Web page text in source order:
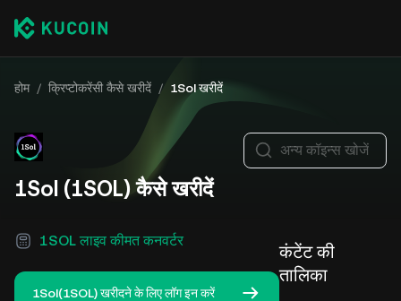
होम / क्रिप्टोकरेंसी कैसे खरीदें / 1Sol खरीदें
1Sol (1SOL) कैसे खरीदें
1SOL लाइव कीमत कनवर्टर
1Sol(1SOL) खरीदने के लिए लॉग इन करें
अन्य कॉइन्स खोजें
कंटेंट की
तालिका